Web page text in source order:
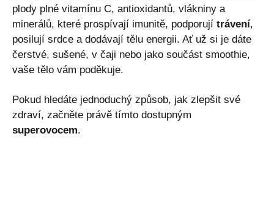
plody plné vitamínu C, antioxidantů, vlákniny a
minerálů, které prospívají imunitě, podporují trávení,
posilují srdce a dodávají tělu energii. Ať už si je dáte
čerstvé, sušené, v čaji nebo jako součást smoothie,
vaše tělo vám poděkuje.
Pokud hledáte jednoduchý způsob, jak zlepšit své
zdraví, začněte právě tímto dostupným
superovocem.